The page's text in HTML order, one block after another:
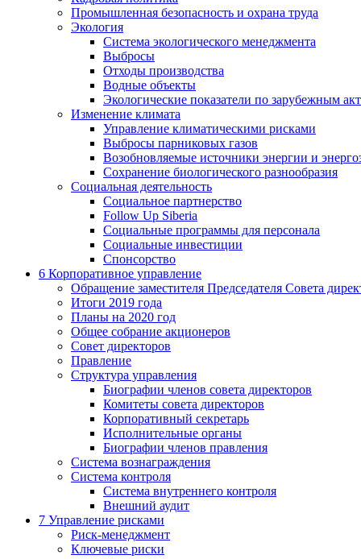
Промышленная безопасность и охрана труда
Экология
Система экологического менеджмента
Выбросы
Отходы производства
Водные объекты
Экологические показатели по зарубежным
Изменение климата
Управление климатическими рисками
Выбросы парниковых газов
Возобновляемые источники энергии и
Сохранение биологического разнообразия
Социальная деятельность
Социальное партнерство
Follow Up Siberia
Социальные программы для персонала
Социальные инвестиции
Спонсорство
6 Корпоративное управление
Обращение заместителя Председателя Совета
Итоги 2019 года
Планы на 2020 год
Общее собрание акционеров
Совет директоров
Правление
Структура управления
Биографии членов совета директоров
Комитеты совета директоров
Корпоративный секретарь
Исполнительные органы
Биографии членов правления
Система вознаграждения
Система контроля
Система внутреннего контроля
Внешний аудит
7 Управление рисками
Риск-менеджмент
Ключевые риски